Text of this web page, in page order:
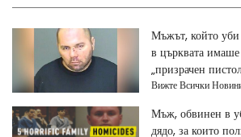
Мъжът, който
в църквата
„призрачен
Вижте Всички
Мъж, обвинен в
дядо, за които